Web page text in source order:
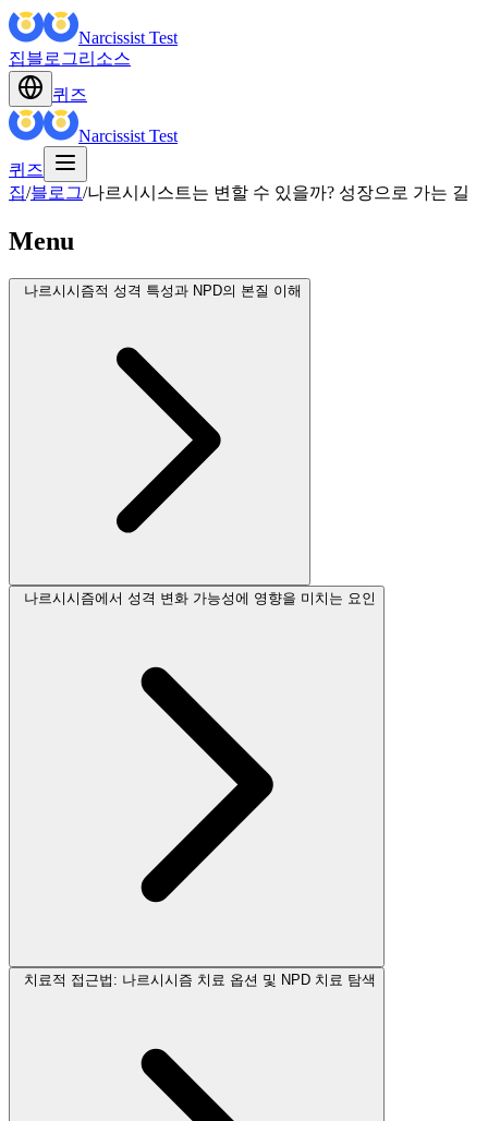
Narcissist Test
집블로그리소스
퀴즈
Narcissist Test
퀴즈
집/블로그/나르시시스트는 변할 수 있을까? 성장으로 가는 길
Menu
나르시시즘적 성격 특성과 NPD의 본질 이해
나르시시즘에서 성격 변화 가능성에 영향을 미치는 요인
치료적 접근법: 나르시시즘 치료 옵션 및 NPD 치료 탐색